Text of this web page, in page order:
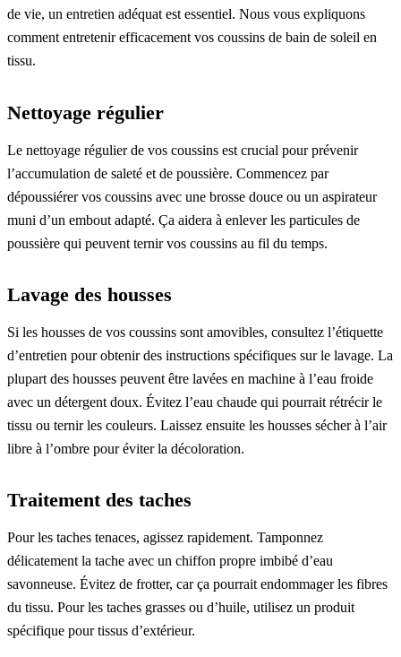
de vie, un entretien adéquat est essentiel. Nous vous expliquons
comment entretenir efficacement vos coussins de bain de soleil en
tissu.
Nettoyage régulier
Le nettoyage régulier de vos coussins est crucial pour prévenir
l’accumulation de saleté et de poussière. Commencez par
dépoussiérer vos coussins avec une brosse douce ou un aspirateur
muni d’un embout adapté. Ça aidera à enlever les particules de
poussière qui peuvent ternir vos coussins au fil du temps.
Lavage des housses
Si les housses de vos coussins sont amovibles, consultez l’étiquette
d’entretien pour obtenir des instructions spécifiques sur le lavage. La
plupart des housses peuvent être lavées en machine à l’eau froide
avec un détergent doux. Évitez l’eau chaude qui pourrait rétrécir le
tissu ou ternir les couleurs. Laissez ensuite les housses sécher à l’air
libre à l’ombre pour éviter la décoloration.
Traitement des taches
Pour les taches tenaces, agissez rapidement. Tamponnez
délicatement la tache avec un chiffon propre imbibé d’eau
savonneuse. Évitez de frotter, car ça pourrait endommager les fibres
du tissu. Pour les taches grasses ou d’huile, utilisez un produit
spécifique pour tissus d’extérieur.